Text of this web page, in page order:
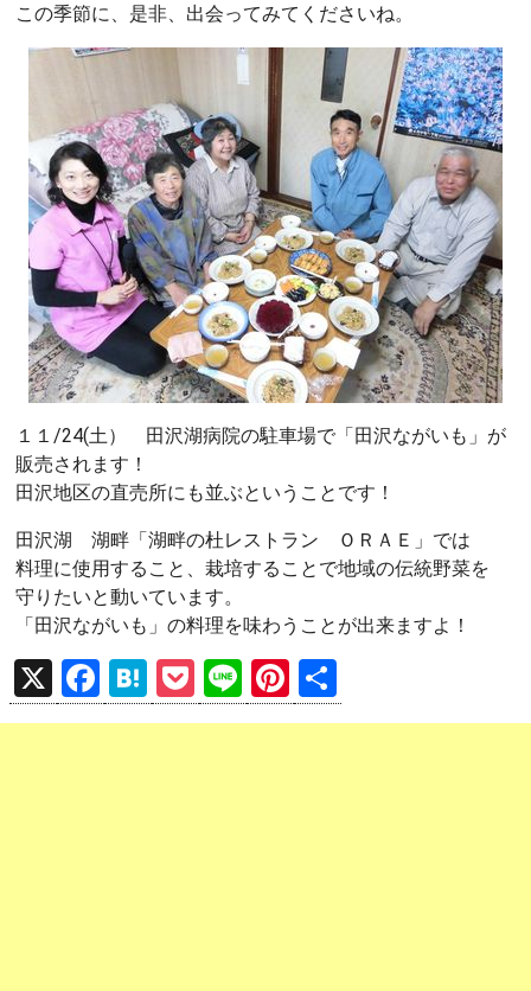
この季節に、是非、出会ってみてくださいね。
１１/24(土） 田沢湖病院の駐車場で「田沢ながいも」が
販売されます！
田沢地区の直売所にも並ぶということです！
田沢湖 湖畔「湖畔の杜レストラン ＯＲＡＥ」では
料理に使用すること、栽培することで地域の伝統野菜を
守りたいと動いています。
「田沢ながいも」の料理を味わうことが出来ますよ！
X
F
a
H
at
P
o
Li
n
Pi
nt 有